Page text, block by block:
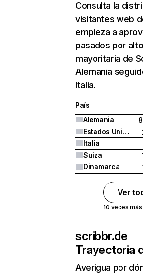
Consulta la
visitantes web
empieza a
pasados por
mayoritaria de
Alemania
Italia.
País
Alemania
Estados Unidos
Italia
Suiza
Dinamarca
Ver
10 veces más
scribbr.de
Trayectoria
Averigua por